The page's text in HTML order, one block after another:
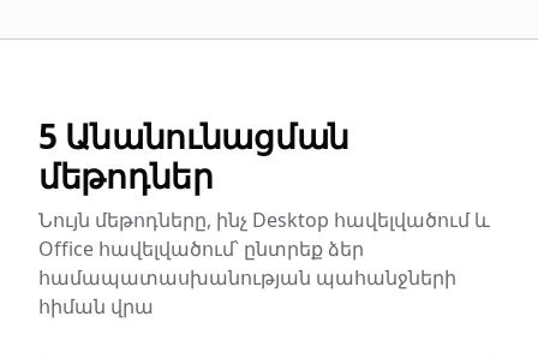
5 Անանունացման
մեթոդներ
Նույն մեթոդները, ինչ Desktop հավելվածում և
Office հավելվածում՝ ընտրեք ձեր
համապատասխանության պահանջների
հիման վրա